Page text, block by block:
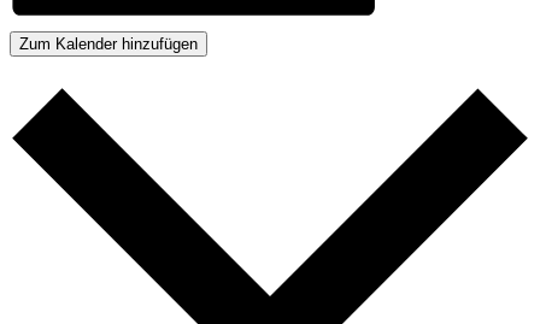
Zum Kalender hinzufügen